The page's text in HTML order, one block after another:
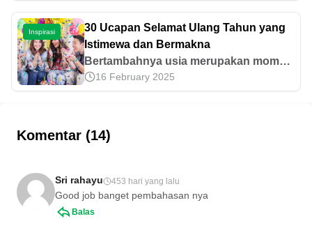
tahu apa saja takjil buka puasa yang
unik? Yuk, cek selengkapnya di artikel
ini!
Inspirasi
30 Ucapan Selamat Ulang Tahun yang
Istimewa dan Bermakna
Bertambahnya usia merupakan momen
yang patut dirayakan. Untuk itu, buatlah
ucapan selamat ulang tahun yang
16 February 2025
Komentar (14)
Sri rahayu 453 hari yang lalu
Good job banget pembahasan nya
Balas